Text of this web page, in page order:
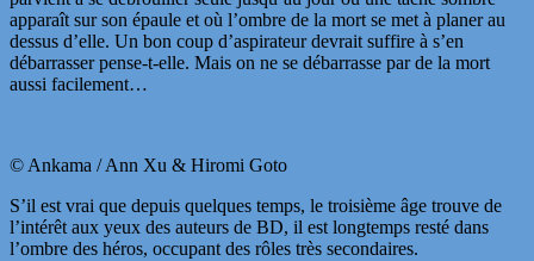
apparaît sur son épaule et où l’ombre de la mort se met à planer au
dessus d’elle. Un bon coup d’aspirateur devrait suffire à s’en
débarrasser pense-t-elle. Mais on ne se débarrasse par de la mort
aussi facilement…
© Ankama / Ann Xu & Hiromi Goto
S’il est vrai que depuis quelques temps, le troisième âge trouve de
l’intérêt aux yeux des auteurs de BD, il est longtemps resté dans
l’ombre des héros, occupant des rôles très secondaires.